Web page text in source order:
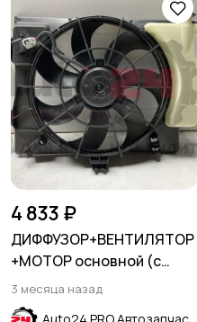
4 833 ₽
ДИФФУЗОР+ВЕНТИЛЯТОР
+МОТОР основной (с
расширительным бачком)
HYUNDAI SOLARIS 2011-
3 месяца назад